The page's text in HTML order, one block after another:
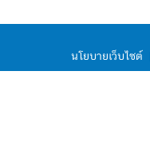
นโยบายเว็บไซต์